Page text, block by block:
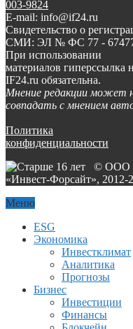
003-9824
E-mail: info@if24.ru
Свидетельство о
СМИ: ЭЛ № ФС 77 -
При использовании
материалов гиперссылка
IF24.ru обязательна.
Мнение редакции может
совпадать с мнением
Политика
конфиденциальности
© ООО
«Инвест-Форсайт», 2012-
Меню
ESG
Экономика
Инвестклимат
Аналитика
Прогнозы
Бизнес
Инвестиции
Финансы